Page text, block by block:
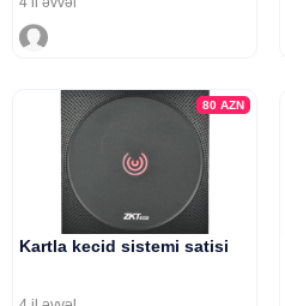
80AZN
Kartla kecid sistemi satisi